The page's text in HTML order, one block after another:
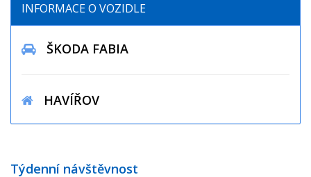
INFORMACE O VOZIDLE
ŠKODA FABIA
HAVÍŘOV
Týdenní návštěvnost